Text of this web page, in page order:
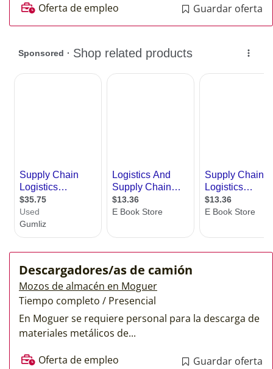
Oferta de empleo
Guardar oferta
Descargadores/as de camión
Mozos de almacén en Moguer
Tiempo completo / Presencial
En Moguer se requiere personal para la descarga de
materiales metálicos de...
Oferta de empleo
Guardar oferta